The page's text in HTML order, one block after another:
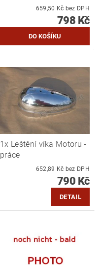
659,50 Kč bez DPH
798 Kč
1x Leštění víka Motoru -
práce
652,89 Kč bez DPH
790 Kč
DETAIL